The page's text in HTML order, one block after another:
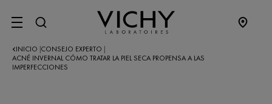
SITE MENU
INICIO CONSEJO EXPERTO
ACNÉ INVERNAL CÓMO TRATAR LA PIEL SECA PROPENSA A LAS
IMPERFECCIONES